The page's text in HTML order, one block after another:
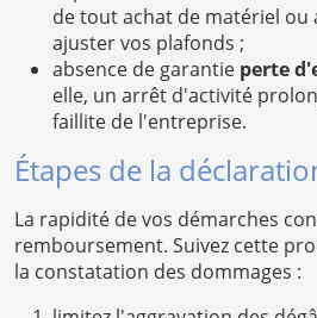
de tout achat de matériel
ajuster vos plafonds ;
absence de garantie perte
elle, un arrêt d'activité
faillite de l'entreprise.
Étapes de la
La rapidité de vos démarches
remboursement. Suivez cette
la constatation des dommages :